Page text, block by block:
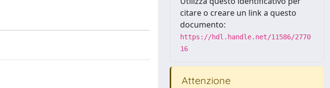
citare o creare un link a questo
documento:
https://hdl.handle.net/11586/2770
16
Attenzione